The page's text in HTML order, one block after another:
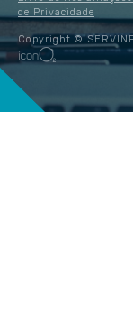
de Privacidade
Copyright ©